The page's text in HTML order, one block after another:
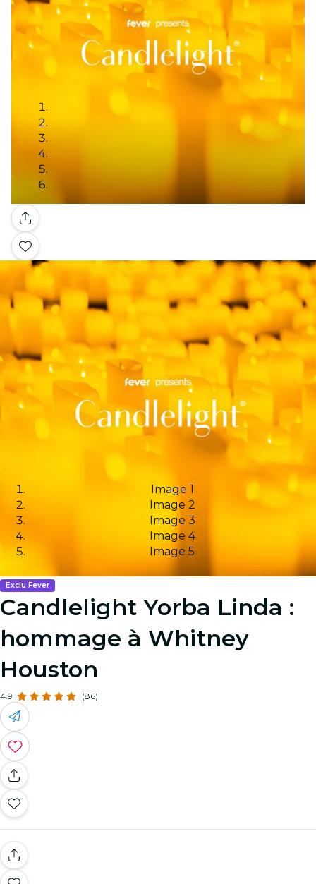
Galerie
Image 1
Image 2
Image 3
Image 4
Image 5
Exclu Fever
Candlelight Yorba Linda :
hommage à Whitney
Houston
4.9 (86)